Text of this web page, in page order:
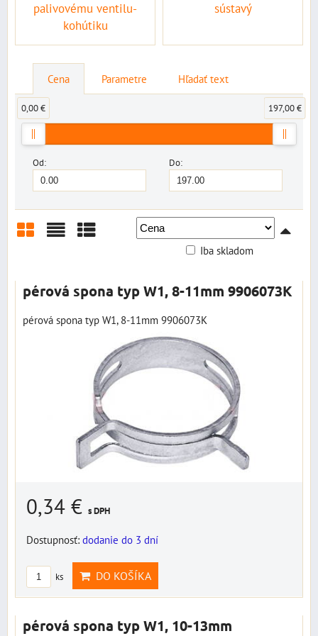
palivovému ventilu-
kohútiku
sústavý
Cena Parametre Hľadať text
Od: Do:
0,00 € 197,00 €
Iba skladom
pérová spona typ W1, 8-11mm 9906073K
pérová spona typ W1, 8-11mm 9906073K
0,34 € s DPH
Dostupnosť: dodanie do 3 dní
ks DO KOŠÍKA
pérová spona typ W1, 10-13mm